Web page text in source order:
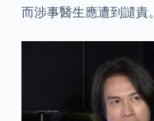
而涉事醫生應遭到譴責。